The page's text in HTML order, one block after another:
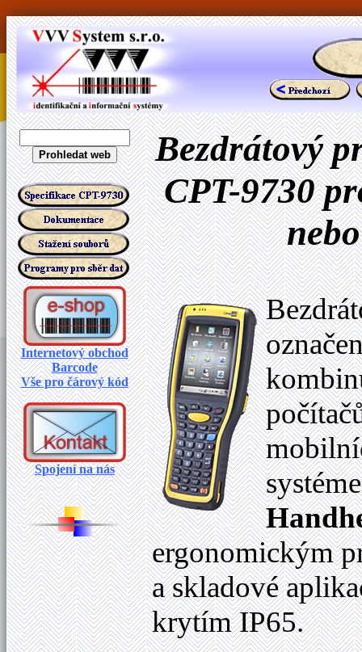
Internetový obchod
Barcode
Vše pro čárový kód
Spojení na nás
Bezdrátový
CPT-9730
ergonomickým
a skladové
krytím IP65.